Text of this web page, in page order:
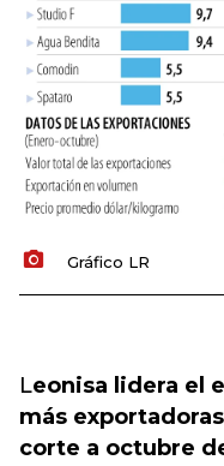
Gráfico LR
Leonisa lidera el
más
corte a octubre